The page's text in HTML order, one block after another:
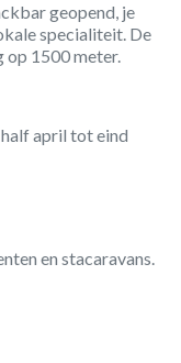
geopend, je
specialiteit. De
op 1500 meter.
half april tot eind
en stacaravans.